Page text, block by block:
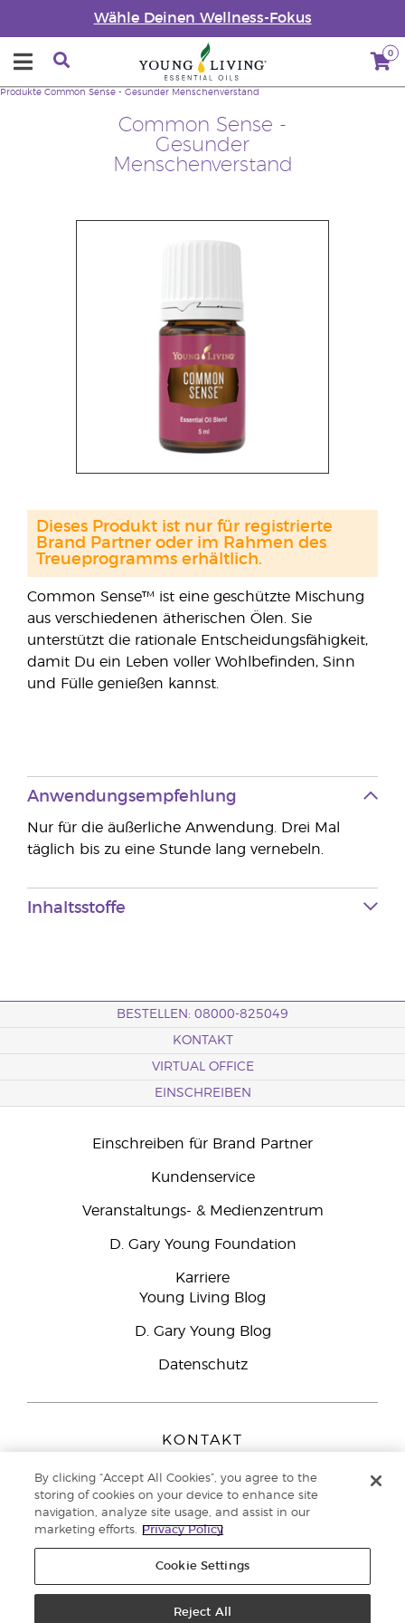
Wähle Deinen Wellness-Fokus
0
Common Sense -
Gesunder
Menschenverstand
Produkte Common Sense - Gesunder Menschenverstand
Common Sense™ ist eine geschützte Mischung
aus verschiedenen ätherischen Ölen. Sie
unterstützt die rationale Entscheidungsfähigkeit,
damit Du ein Leben voller Wohlbefinden, Sinn
und Fülle genießen kannst.
Dieses Produkt ist nur für registrierte
Brand Partner oder im Rahmen des
Treueprogramms erhältlich.
Anwendungsempfehlung
Nur für die äußerliche Anwendung. Drei Mal
täglich bis zu eine Stunde lang vernebeln.
Inhaltsstoffe
BESTELLEN: 08000-825049
KONTAKT
VIRTUAL OFFICE
EINSCHREIBEN
Einschreiben für Brand Partner
Kundenservice
Veranstaltungs- & Medienzentrum
D. Gary Young Foundation
Karriere
Young Living Blog
D. Gary Young Blog
Datenschutz
KONTAKT
Peizerweg 97
9727 AJ Groningen
Netherlands
Kundenservice:08000-825049
Datenschutzerklärung
By clicking “Accept All Cookies”, you agree to the
storing of cookies on your device to enhance site
navigation, analyze site usage, and assist in our
marketing efforts.
Privacy Policy
Cookie Settings
Reject All